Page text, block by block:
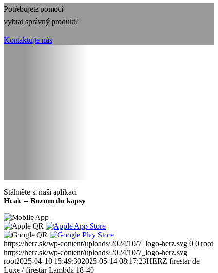
Potřebujete pomoci
vybrat správný produkt?
Kontaktujte nás
Stáhněte si naši aplikaci
Hcalc – Rozum do kapsy
https://herz.sk/wp-content/uploads/2024/10/7_logo-herz.svg 0 0 root
https://herz.sk/wp-content/uploads/2024/10/7_logo-herz.svg
root2025-04-10 15:49:302025-05-14 08:17:23HERZ firestar de
Luxe / firestar Lambda 18-40